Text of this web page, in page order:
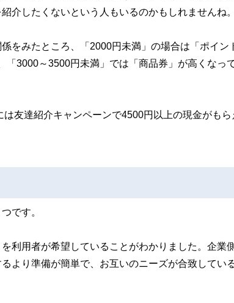
介したくないという人もいるのかもしれませんね。
をみたところ、「2000円未満」の場合は「ポイン
3000～3500円未満」では「商品券」が高くなっ
友達紹介キャンペーンで4500円以上の現金がもら
です。
利用者が希望していることがわかりました。企業
より準備が簡単で、お互いのニーズが合致してい